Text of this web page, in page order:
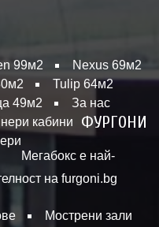
99м2
Nexus 69м2
Tulip 64м2
49м2
За нас
кабини
на furgoni.bg
Мострени зали
ФУРГОНИ
Мегабокс е най-